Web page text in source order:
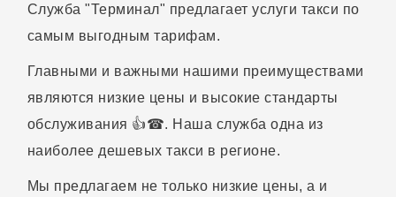
Служба "Терминал" предлагает услуги такси по
самым выгодным тарифам.
Главными и важными нашими преимуществами
являются низкие цены и высокие стандарты
обслуживания 👍☎. Наша служба одна из
наиболее дешевых такси в регионе.
Мы предлагаем не только низкие цены, а и